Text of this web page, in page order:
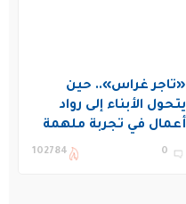
«تاجر غراس».. حين
يتحول الأبناء إلى رواد
أعمال في تجربة ملهمة
بنادي غراس الصيفي
0
102784